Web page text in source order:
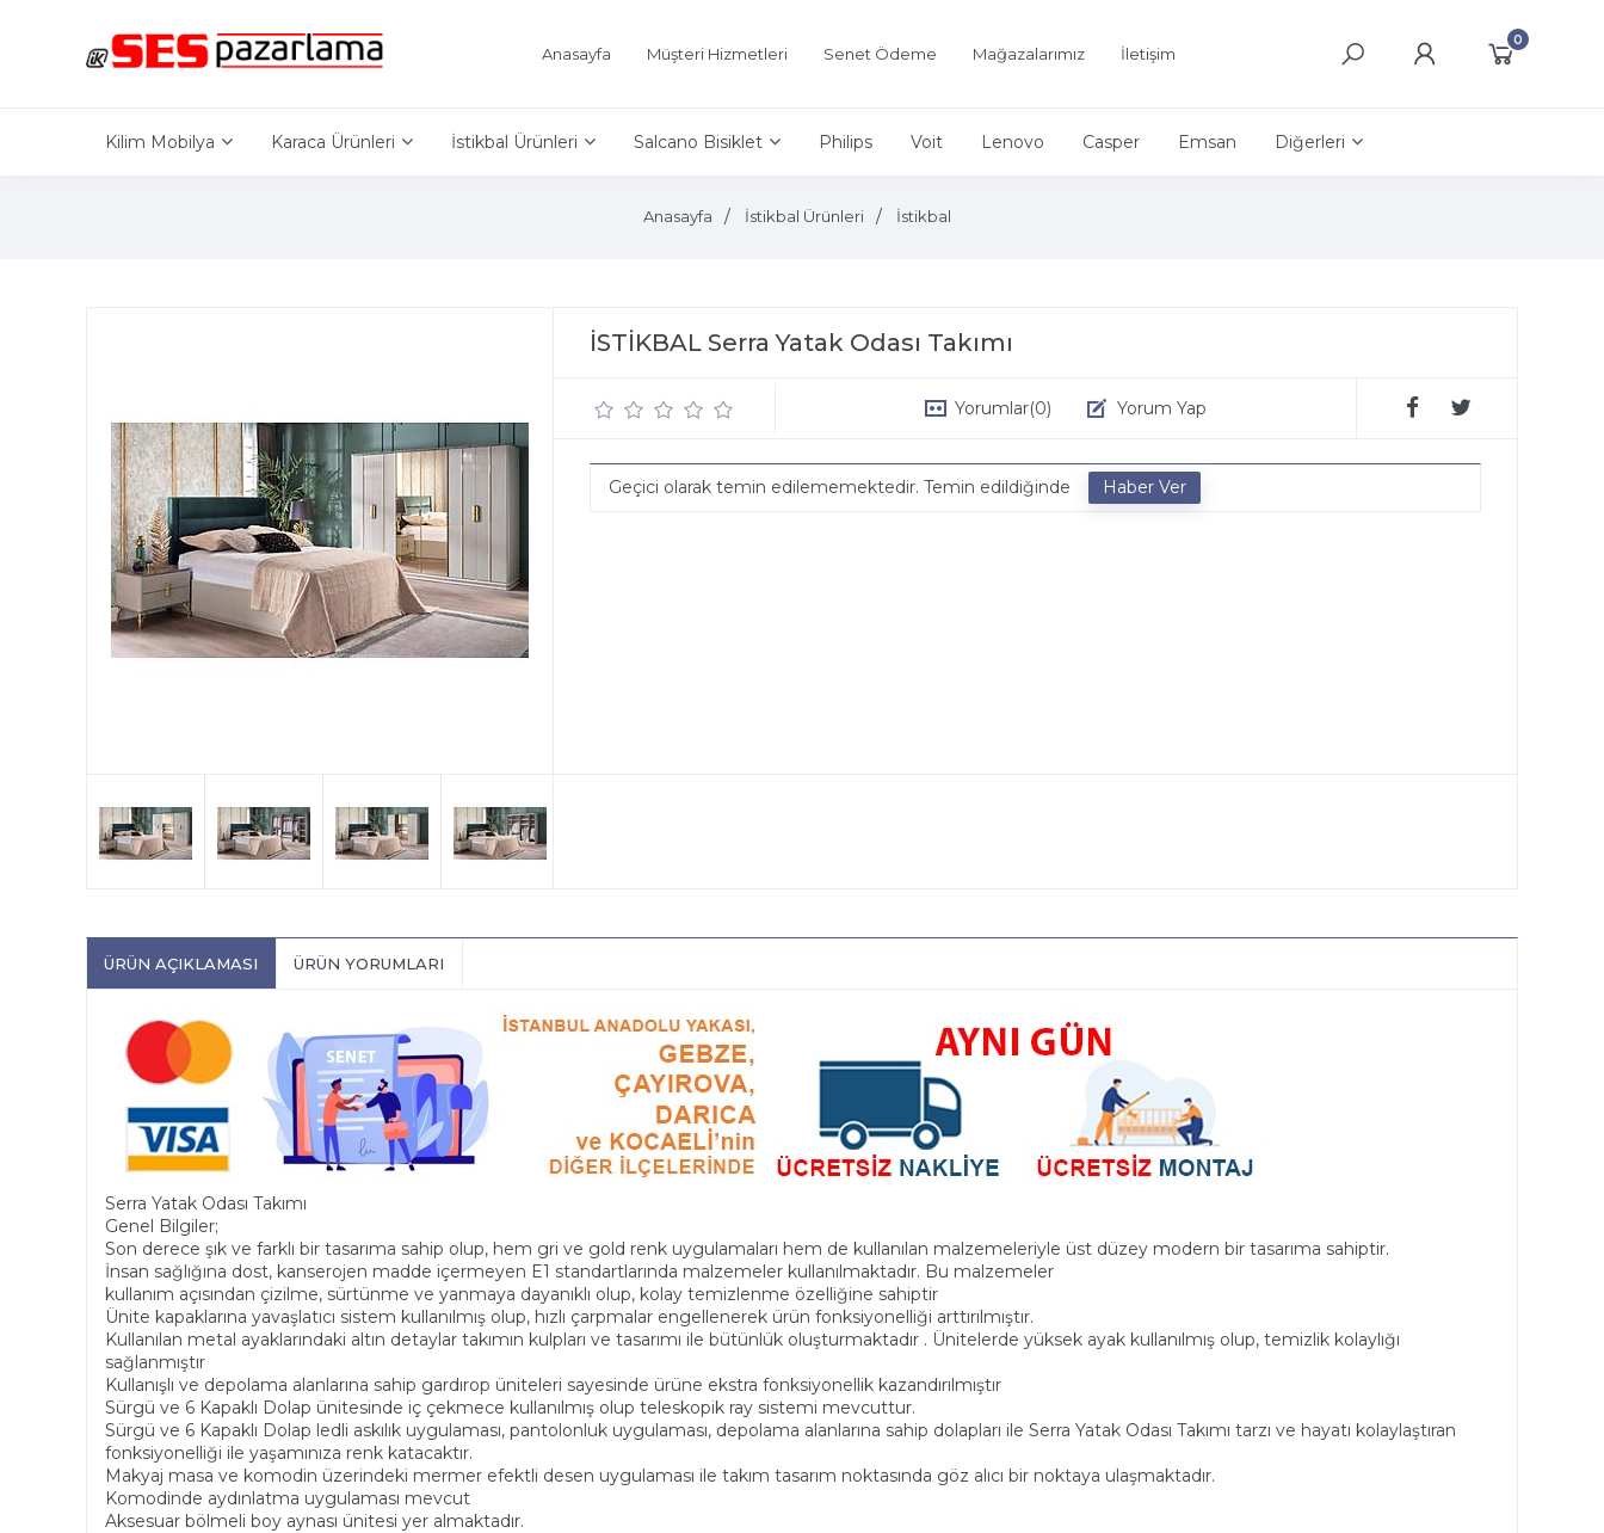
Anasayfa Müşteri Hizmetleri Senet Ödeme Mağazalarımız İletişim
0
Kilim Mobilya Karaca Ürünleri İstikbal Ürünleri Salcano Bisiklet Philips Voit Lenovo Casper Emsan Diğerleri
Anasayfa İstikbal Ürünleri İstikbal
İSTİKBAL Serra Yatak Odası Takımı
Yorumlar(0) Yorum Yap
Geçici olarak temin edilememektedir. Temin edildiğinde
ÜRÜN AÇIKLAMASI ÜRÜN YORUMLARI
Serra Yatak Odası Takımı
Genel Bilgiler;
Son derece şık ve farklı bir tasarıma sahip olup, hem gri ve gold renk uygulamaları hem de kullanılan malzemeleriyle üst düzey modern bir tasarıma sahiptir.
İnsan sağlığına dost, kanserojen madde içermeyen E1 standartlarında malzemeler kullanılmaktadır. Bu malzemeler
kullanım açısından çizilme, sürtünme ve yanmaya dayanıklı olup, kolay temizlenme özelliğine sahiptir
Ünite kapaklarına yavaşlatıcı sistem kullanılmış olup, hızlı çarpmalar engellenerek ürün fonksiyonelliği arttırılmıştır.
Kullanılan metal ayaklarındaki altın detaylar takımın kulpları ve tasarımı ile bütünlük oluşturmaktadır . Ünitelerde yüksek ayak kullanılmış olup, temizlik kolaylığı
sağlanmıştır
Kullanışlı ve depolama alanlarına sahip gardırop üniteleri sayesinde ürüne ekstra fonksiyonellik kazandırılmıştır
Sürgü ve 6 Kapaklı Dolap ünitesinde iç çekmece kullanılmış olup teleskopik ray sistemi mevcuttur.
Sürgü ve 6 Kapaklı Dolap ledli askılık uygulaması, pantolonluk uygulaması, depolama alanlarına sahip dolapları ile Serra Yatak Odası Takımı tarzı ve hayatı kolaylaştıran
fonksiyonelliği ile yaşamınıza renk katacaktır.
Makyaj masa ve komodin üzerindeki mermer efektli desen uygulaması ile takım tasarım noktasında göz alıcı bir noktaya ulaşmaktadır.
Komodinde aydınlatma uygulaması mevcut
Aksesuar bölmeli boy aynası ünitesi yer almaktadır.